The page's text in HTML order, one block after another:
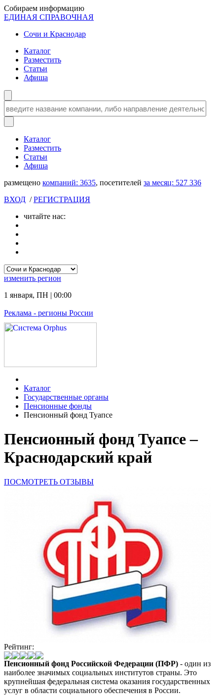
Собираем информацию
ЕДИНАЯ СПРАВОЧНАЯ
Сочи и Краснодар
Каталог
Разместить
Статьи
Афиша
Каталог
Разместить
Статьи
Афиша
размещено компаний: 3635, посетителей за месяц: 527 336
ВХОД /РЕГИСТРАЦИЯ
читайте нас:
изменить регион
1 января, ПН | 00:00
Реклама - регионы России
Каталог
Государственные органы
Пенсионные фонды
Пенсионный фонд Туапсе
Пенсионный фонд Туапсе –
Краснодарский край
ПОСМОТРЕТЬ ОТЗЫВЫ
Рейтинг:
Пенсионный фонд Российской Федерации (ПФР) - один из
наиболее значимых социальных институтов страны. Это
крупнейшая федеральная система оказания государственных
услуг в области социального обеспечения в России.